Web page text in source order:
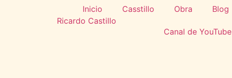
Inicio Casstillo Obra Blog
Canal de YouTube